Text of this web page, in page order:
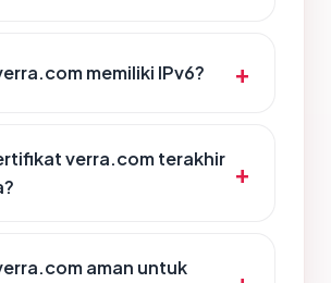
memiliki IPv6?
verra.com terakhir
aman untuk